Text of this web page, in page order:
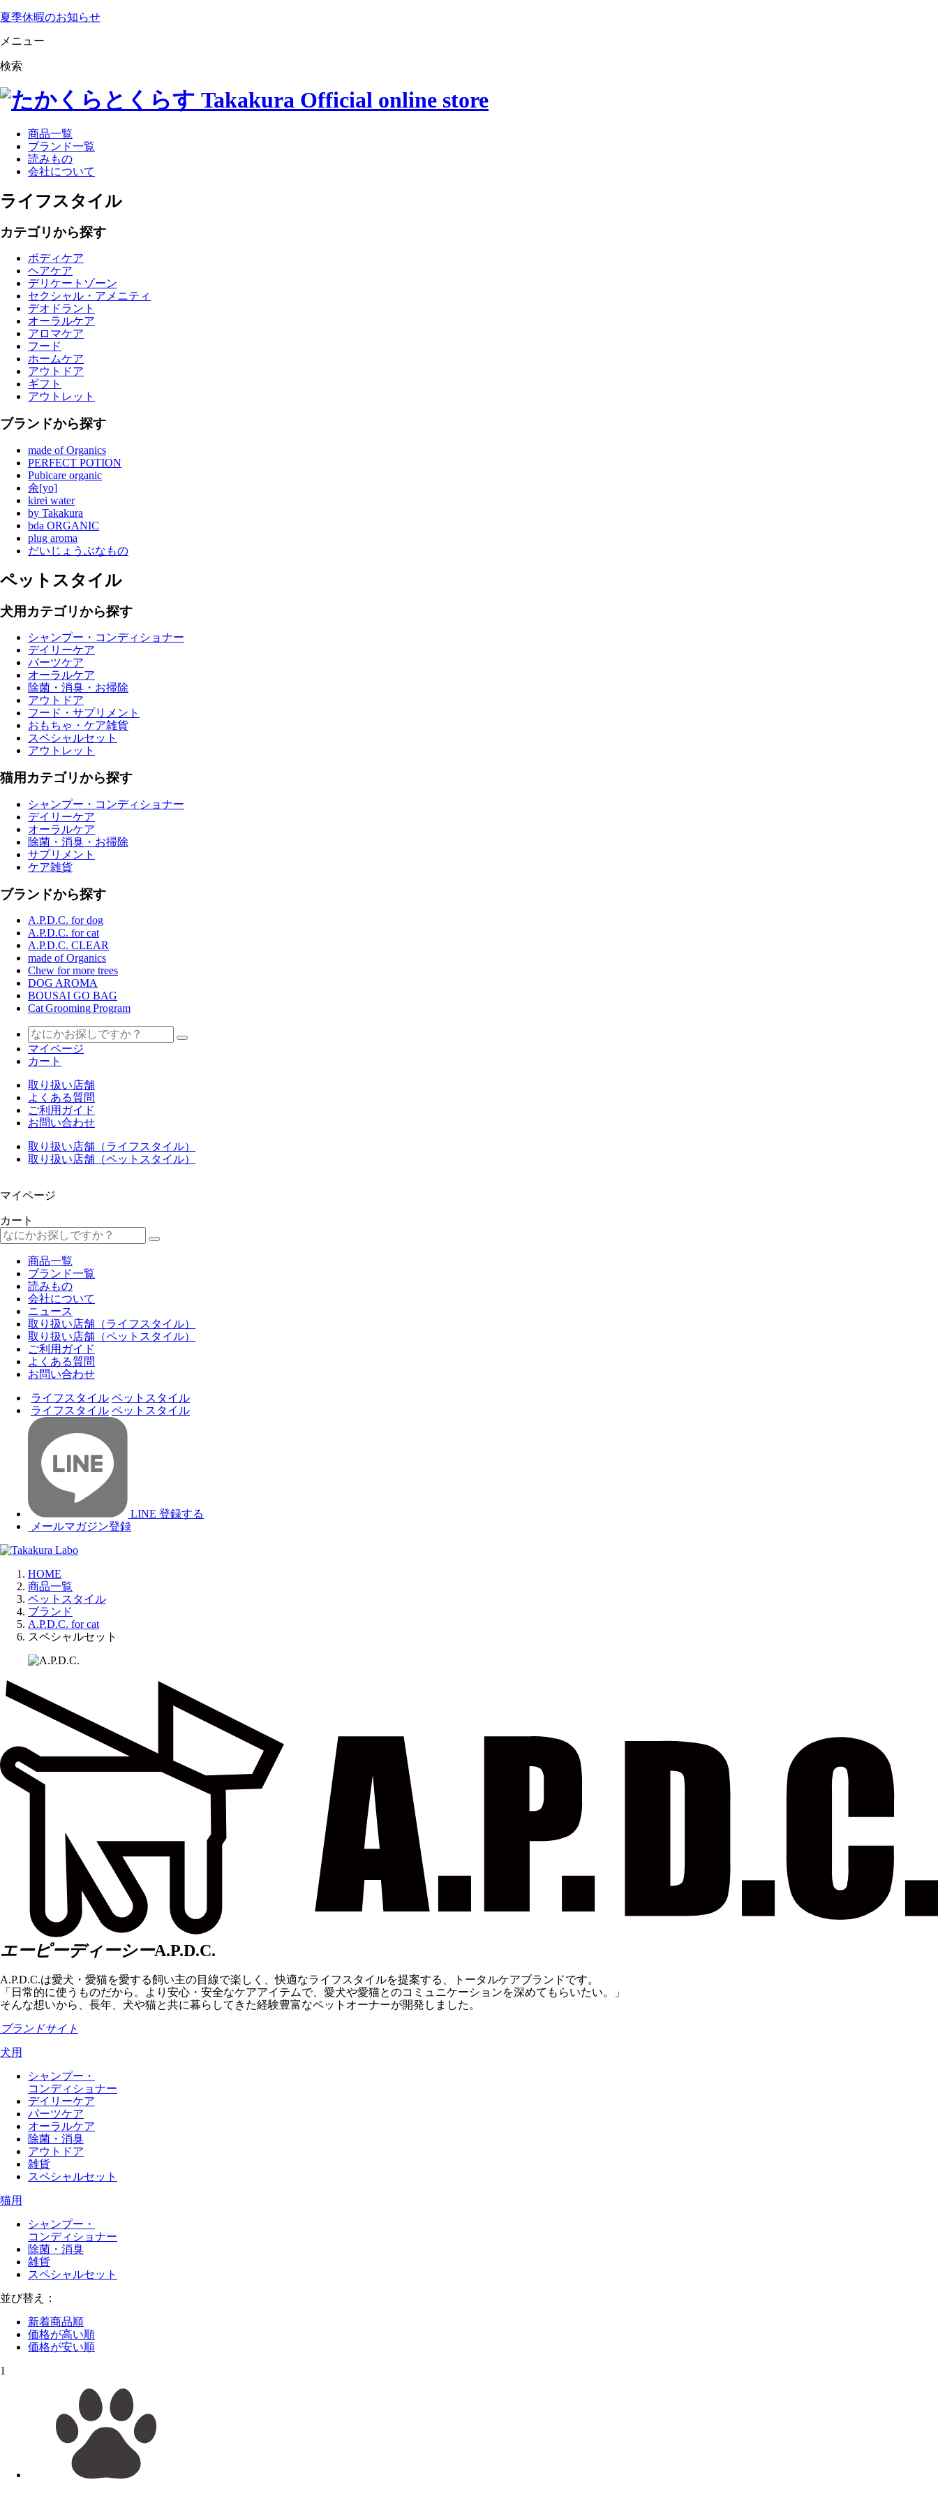
夏季休暇のお知らせ
メニュー
検索
商品一覧
ブランド一覧
読みもの
会社について
ライフスタイル
カテゴリから探す
ボディケア
ヘアケア
デリケートゾーン
セクシャル・アメニティ
デオドラント
オーラルケア
アロマケア
フード
ホームケア
アウトドア
ギフト
アウトレット
ブランドから探す
made of Organics
PERFECT POTION
Pubicare organic
余[yo]
kirei water
by Takakura
bda ORGANIC
plug aroma
だいじょうぶなもの
ペットスタイル
犬用カテゴリから探す
シャンプー・コンディショナー
デイリーケア
パーツケア
オーラルケア
除菌・消臭・お掃除
アウトドア
フード・サプリメント
おもちゃ・ケア雑貨
スペシャルセット
アウトレット
猫用カテゴリから探す
シャンプー・コンディショナー
デイリーケア
オーラルケア
除菌・消臭・お掃除
サプリメント
ケア雑貨
ブランドから探す
A.P.D.C. for dog
A.P.D.C. for cat
A.P.D.C. CLEAR
made of Organics
Chew for more trees
DOG AROMA
BOUSAI GO BAG
Cat Grooming Program
マイページ
カート
取り扱い店舗
よくある質問
ご利用ガイド
お問い合わせ
取り扱い店舗（ライフスタイル）
取り扱い店舗（ペットスタイル）
マイページ
カート
商品一覧
ブランド一覧
読みもの
会社について
ニュース
取り扱い店舗（ライフスタイル）
取り扱い店舗（ペットスタイル）
ご利用ガイド
よくある質問
お問い合わせ
ライフスタイル ペットスタイル
ライフスタイル ペットスタイル
LINE 登録する
メールマガジン登録
HOME
商品一覧
ペットスタイル
ブランド
A.P.D.C. for cat
スペシャルセット
エーピーディーシーA.P.D.C.
A.P.D.C.は愛犬・愛猫を愛する飼い主の目線で楽しく、快適なライフスタイルを提案する、トータルケアブランドです。
「日常的に使うものだから。より安心・安全なケアアイテムで、愛犬や愛猫とのコミュニケーションを深めてもらいたい。」
そんな想いから、長年、犬や猫と共に暮らしてきた経験豊富なペットオーナーが開発しました。
ブランドサイト
犬用
シャンプー・
コンディショナー
デイリーケア
パーツケア
オーラルケア
除菌・消臭
アウトドア
雑貨
スペシャルセット
猫用
シャンプー・
コンディショナー
除菌・消臭
雑貨
スペシャルセット
並び替え：
新着商品順
価格が高い順
価格が安い順
1